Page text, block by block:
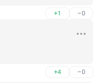
+1 –0
+4 –0